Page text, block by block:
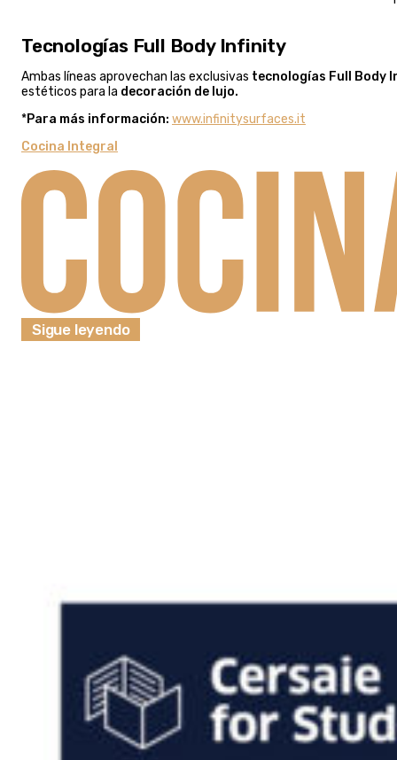
Tecnologías Full Body Infinity
Ambas líneas aprovechan las exclusivas tecnologías Full Body
estéticos para la decoración de lujo.
*Para más información: www.infinitysurfaces.it
Cocina Integral
Sigue leyendo